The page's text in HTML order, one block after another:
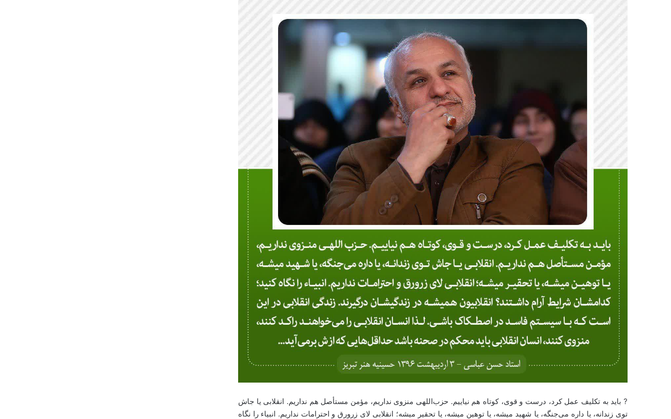
? باید به تکلیف عمل کرد، درست و قوی، کوتاه هم نیاییم. حزب‌اللهی منزوی نداریم، مؤمن مستأصل هم نداریم. انقلابی یا جاش
توی زندانه، یا داره می‌جنگه، یا شهید میشه، یا توهین میشه، یا تحقیر میشه؛ انقلابی لای زرورق و احترامات نداریم. انبیاء را نگاه